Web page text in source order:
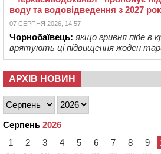
воду та водовідведення з 2027
07 СЕРПНЯ 2026, 14:57
Чорнобаївець: якщо гривня піде в
врятують ці підвищення жоден
АРХІВ НОВИН
Серпень 2026
1
2 3 4 5 6 7 8 9